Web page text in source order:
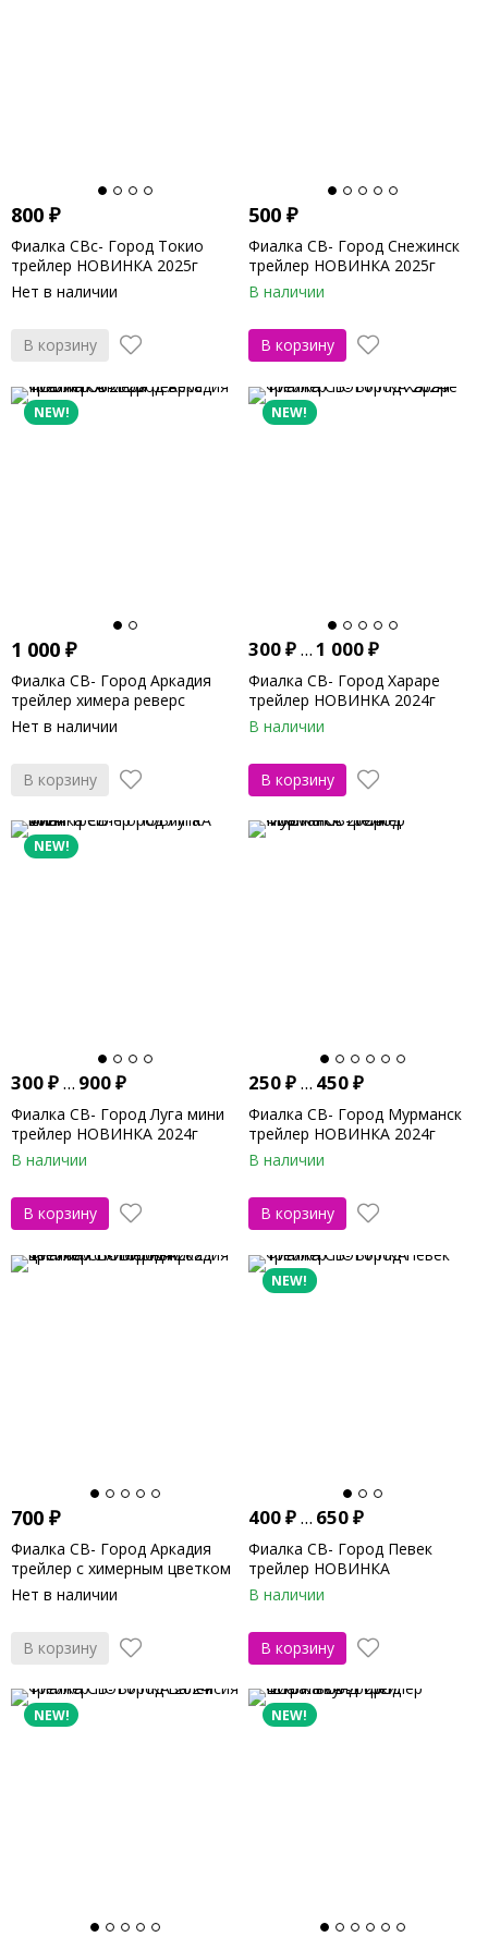
800 ₽
Фиалка СВс- Город Токио
трейлер НОВИНКА 2025г
Нет в наличии
В корзину
500₽
Фиалка СВ- Город Снежинск
трейлер НОВИНКА 2025г
В наличии
В корзину
NEW!
1 000 ₽
Фиалка СВ- Город Аркадия
трейлер химера реверс
НОВИНКА 2025г
Нет в наличии
В корзину
NEW!
300₽...1 000₽
Фиалка СВ- Город Хараре
трейлер НОВИНКА 2024г
В наличии
В корзину
NEW!
300₽... 900₽
Фиалка СВ- Город Луга мини
трейлер НОВИНКА 2024г
В наличии
В корзину
250₽... 450₽
Фиалка СВ- Город Мурманск
трейлер НОВИНКА 2024г
В наличии
В корзину
700 ₽
Фиалка СВ- Город Аркадия
трейлер с химерным цветком
НОВИНКА 2023г
Нет в наличии
В корзину
NEW!
400₽... 650₽
Фиалка СВ- Город Певек
трейлер НОВИНКА
В наличии
В корзину
NEW! NEW!